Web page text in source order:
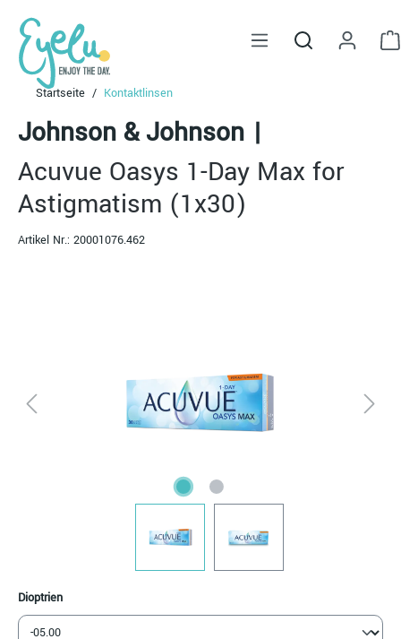
springen
Startseite Kontaktlinsen
Johnson & Johnson |
Acuvue Oasys 1-Day Max for
Astigmatism (1x30)
Artikel Nr.: 20001076.462
Dioptrienauswählen